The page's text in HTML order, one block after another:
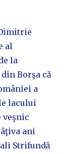
al
la
Borşa că
a
lacului
veşnic
ani
Strifundă